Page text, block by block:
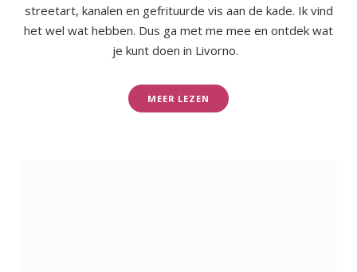
streetart, kanalen en gefrituurde vis aan de kade. Ik vind
het wel wat hebben. Dus ga met me mee en ontdek wat
je kunt doen in Livorno.
MEER LEZEN